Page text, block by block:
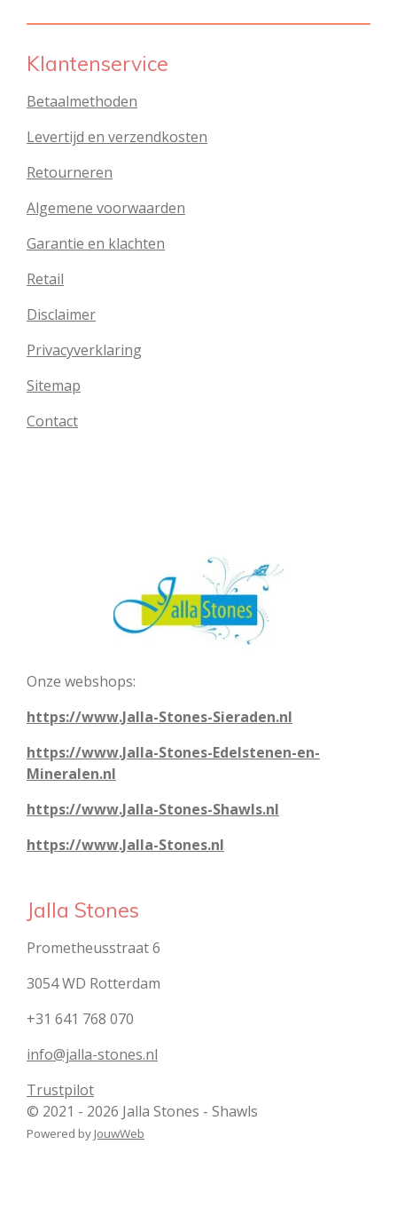
Klantenservice
Betaalmethoden
Levertijd en verzendkosten
Retourneren
Algemene voorwaarden
Garantie en klachten
Retail
Disclaimer
Privacyverklaring
Sitemap
Contact
Onze webshops:
https://www.Jalla-Stones-Sieraden.nl
https://www.Jalla-Stones-Edelstenen-en-
Mineralen.nl
https://www.Jalla-Stones-Shawls.nl
https://www.Jalla-Stones.nl
Jalla Stones
Prometheusstraat 6
3054 WD Rotterdam
+31 641 768 070
info@jalla-stones.nl
Trustpilot
© 2021 - 2026 Jalla Stones - Shawls
Powered by JouwWeb